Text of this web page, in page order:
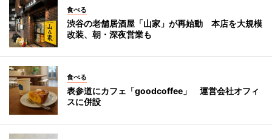
食べる
渋谷の老舗居酒屋「山家」が再始動 本店を大規模
改装、朝・深夜営業も
食べる
表参道にカフェ「goodcoffee」 運営会社オフィ
スに併設